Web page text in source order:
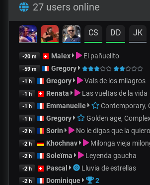
27 users online
CS DD JK
-20 m Malex El pañuelito
-59 m Gregory
-1 h Gregory Vals de los milagros
-1 h Renata Las vueltas de la vida
-1 h Emmanuelle Contemporary,
-1 h Gregory Golden age,
-2 h Sorin No le digas que la quiero
-2 h Khochnav Milonga vieja
-2 h Soleïma Leyenda gaucha
-2 h Pascal Lluvia de estrellas
-2 h Dominique 2